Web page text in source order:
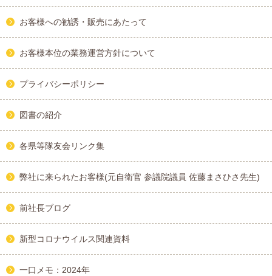
お客様への勧誘・販売にあたって
お客様本位の業務運営方針について
プライバシーポリシー
図書の紹介
各県等隊友会リンク集
弊社に来られたお客様(元自衛官 参議院議員 佐藤まさひさ先生)
前社長ブログ
新型コロナウイルス関連資料
一口メモ：2024年